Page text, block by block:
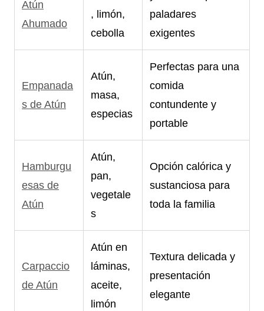
Atún
Ahumado
, limón,
cebolla
paladares
exigentes
Empanada
s de Atún
Atún,
masa,
especias
Perfectas para una
comida
contundente y
portable
Hamburgu
esas de
Atún
Atún,
pan,
vegetale
s
Opción calórica y
sustanciosa para
toda la familia
Carpaccio
de Atún
Atún en
láminas,
aceite,
limón
Textura delicada y
presentación
elegante